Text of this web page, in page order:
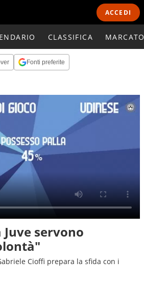
ACCEDI
CLASSIFICA
Fonti preferite
servono
Cioffi prepara la sfida con i